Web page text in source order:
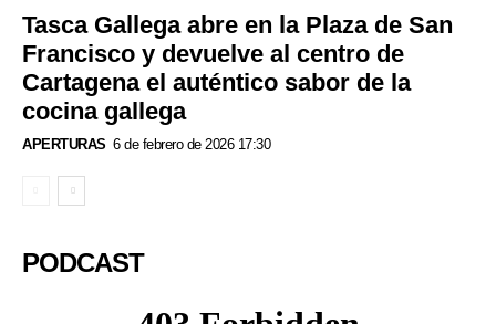
Tasca Gallega abre en la Plaza de San
Francisco y devuelve al centro de
Cartagena el auténtico sabor de la
cocina gallega
APERTURAS 6 de febrero de 2026 17:30
PODCAST